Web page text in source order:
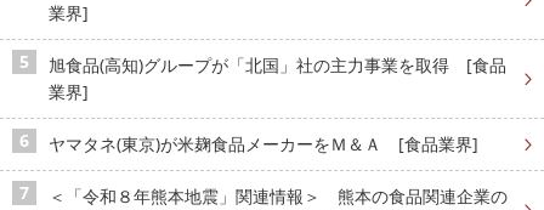
業界]
旭食品(高知)グループが「北国」社の主力事業を取得 [食品
業界]
ヤマタネ(東京)が米麹食品メーカーをＭ＆Ａ [食品業界]
＜「令和８年熊本地震」関連情報＞ 熊本の食品関連企業の